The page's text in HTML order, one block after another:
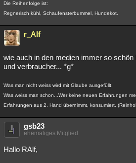
Die Reihenfolge ist:
Regnerisch kühl, Schaufensterbummel, Hundekot.
r_Alf
wie auch in den medien immer so
und verbraucher... *g*
Was man nicht weiss wird mit Glaube ausgefüllt.
Was weiss man schon...Wer keine neuen Erfahrungen
Erfahrungen aus 2. Hand übernimmt, konsumiert.
gsb23
ehemaliges Mitglied
Hallo RAlf,